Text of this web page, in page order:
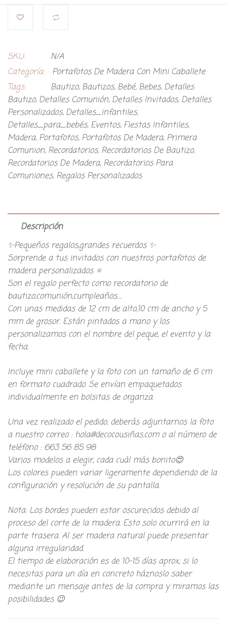
SKU:
N/A
Categoría:
Portafotos De Madera Con Mini Caballete
Tags:
Bautizo, Bautizos, Bebé, Bebes, Detalles
Bautizo, Detalles Comunión, Detalles Invitados, Detalles
Personalizados, Detalles_infantiles,
Detalles_para_bebés, Eventos, Fiestas Infantiles,
Madera, Portafotos, Portafotos De Madera, Primera
Comunion, Recordatorios, Recordatorios De Bautizo,
Recordatorios De Madera, Recordatorios Para
Comuniones, Regalos Personalizados
Descripción
✨Pequeños regalos,grandes recuerdos ✨
Sorprende a tus invitados con nuestros portafotos de
madera personalizados ⭐
Son el regalo perfecto como recordatorio de
bautizo,comunión,cumpleaños….
Con unas medidas de 12 cm de alto,10 cm de ancho y 5
mm de grosor. Están pintados a mano y los
personalizamos con el nombre del peque, el evento y la
fecha.
Incluye mini caballete y la foto con un tamaño de 6 cm
en formato cuadrado. Se envían empaquetados
individualmente en bolsitas de organza.
Una vez realizado el pedido, deberás adjuntarnos la foto
a nuestro correo : hola@decocousiñas.com o al número de
teléfono : 663 56 85 98
Varios modelos a elegir, cada cuál más bonito😍
Los colores pueden variar ligeramente dependiendo de la
configuración y resolución de su pantalla.
Nota: Los bordes pueden estar oscurecidos debido al
proceso del corte de la madera. Esto solo ocurrirá en la
parte trasera. Al ser madera natural puede presentar
alguna irregularidad.
El tiempo de elaboración es de 10-15 días aprox, si lo
necesitas para un día en concreto háznoslo saber
mediante un mensaje antes de la compra y miramos las
posibilidades 😉